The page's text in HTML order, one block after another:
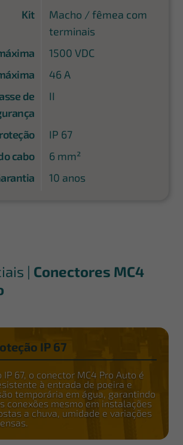
Kit
Macho / fêmea com
terminais
1500 VDC
46 A
de
II
IP 67
cabo
6 mm²
10 anos
| Conectores MC4
IP 67
IP 67, o conector MC4 Pro Auto é
à entrada de poeira e
temporária em água, garantindo
conexões mesmo em instalações
a chuva, umidade e variações